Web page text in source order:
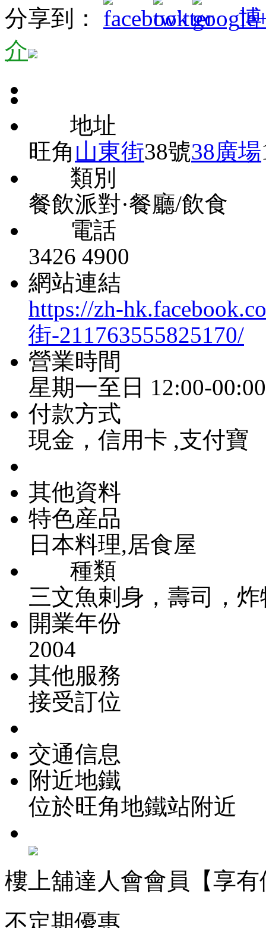
分享到：
介
地址
旺角 山東街38號38廣場
類別
餐飲派對·餐廳/飲食
電話
3426 4900
網站連結
https://zh-
街-211763555825170/
營業時間
星期一至日 12:00-00:00
付款方式
現金，信用卡 ,支付寶
其他資料
特色産品
日本料理,居食屋
種類
三文魚剌身，壽司，炸
開業年份
2004
其他服務
接受訂位
交通信息
附近地鐵
位於旺角地鐵站附近
樓上舖達人會會員【享有
不定期優惠